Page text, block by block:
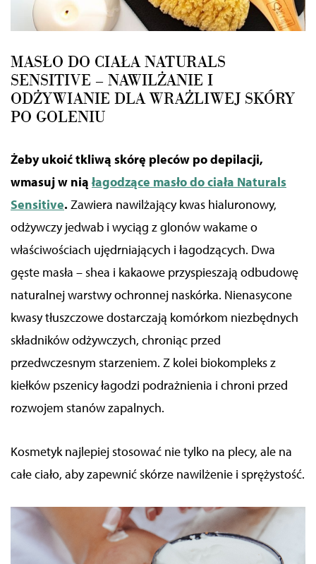
MASŁO DO CIAŁA NATURALS
SENSITIVE – NAWILŻANIE I
ODŻYWIANIE DLA WRAŻLIWEJ SKÓRY
PO GOLENIU
Żeby ukoić tkliwą skórę pleców po depilacji,
wmasuj w nią łagodzące masło do ciała Naturals
Sensitive. Zawiera nawilżający kwas hialuronowy,
odżywczy jedwab i wyciąg z glonów wakame o
właściwościach ujędrniających i łagodzących. Dwa
gęste masła – shea i kakaowe przyspieszają odbudowę
naturalnej warstwy ochronnej naskórka. Nienasycone
kwasy tłuszczowe dostarczają komórkom niezbędnych
składników odżywczych, chroniąc przed
przedwczesnym starzeniem. Z kolei biokompleks z
kiełków pszenicy łagodzi podrażnienia i chroni przed
rozwojem stanów zapalnych.
Kosmetyk najlepiej stosować nie tylko na plecy, ale na
całe ciało, aby zapewnić skórze nawilżenie i sprężystość.